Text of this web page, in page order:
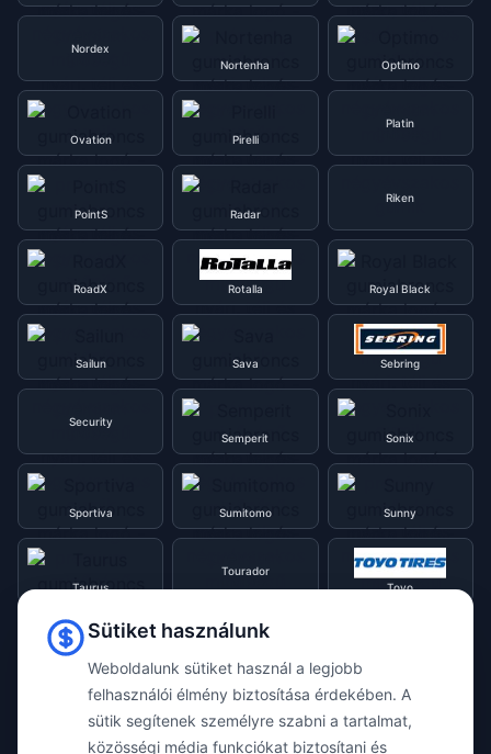
Nordex
Nortenha
Optimo
Ovation Pirelli
Platin
PointS Radar
Riken
RoadX Rotalla Royal Black
Sailun Sava Sebring
Security
Semperit
Sonix
Sportiva Sumitomo Sunny
Taurus
Tourador
Toyo
Tracmax
Triangle
Viking Voyager
Sütiket használunk
Weboldalunk sütiket használ a legjobb
felhasználói élmény biztosítása érdekében. A
sütik segítenek személyre szabni a tartalmat,
közösségi média funkciókat biztosítani és